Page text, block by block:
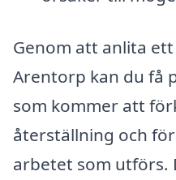
Genom att anlita
Arentorp kan du få
som kommer att
återställning och
arbetet som utförs.